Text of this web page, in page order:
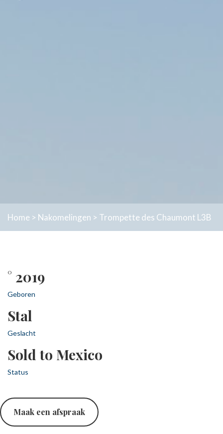
Home > Nakomelingen > Trompette des Chaumont L3B
° 2019
Geboren
Stal
Geslacht
Sold to Mexico
Status
Maak een afspraak